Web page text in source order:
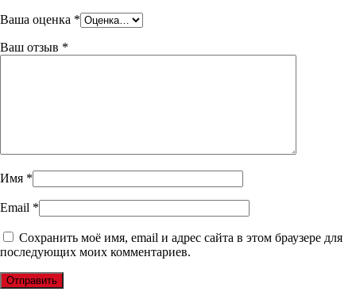
Ваша оценка *
Ваш отзыв *
Имя *
Email *
Сохранить моё имя, email и адрес сайта в этом браузере для
последующих моих комментариев.